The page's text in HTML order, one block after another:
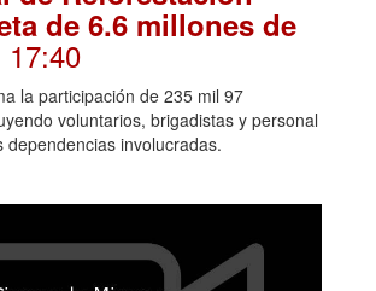
de 6.6 millones de
17:40
la participación de 235 mil 97
voluntarios, brigadistas y personal
dependencias involucradas.